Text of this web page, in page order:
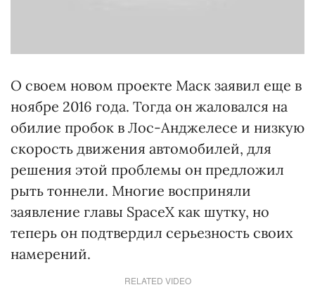
О своем новом проекте Маск заявил еще в
ноябре 2016 года. Тогда он жаловался на
обилие пробок в Лос-Анджелесе и низкую
скорость движения автомобилей, для
решения этой проблемы он предложил
рыть тоннели. Многие восприняли
заявление главы SpaceX как шутку, но
теперь он подтвердил серьезность своих
намерений.
RELATED VIDEO